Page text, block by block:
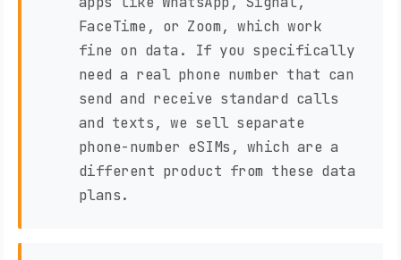
FaceTime, or Zoom, which work
fine on data. If you specifically
need a real phone number that can
send and receive standard calls
and texts, we sell separate
phone-number eSIMs, which are a
different product from these data
plans.